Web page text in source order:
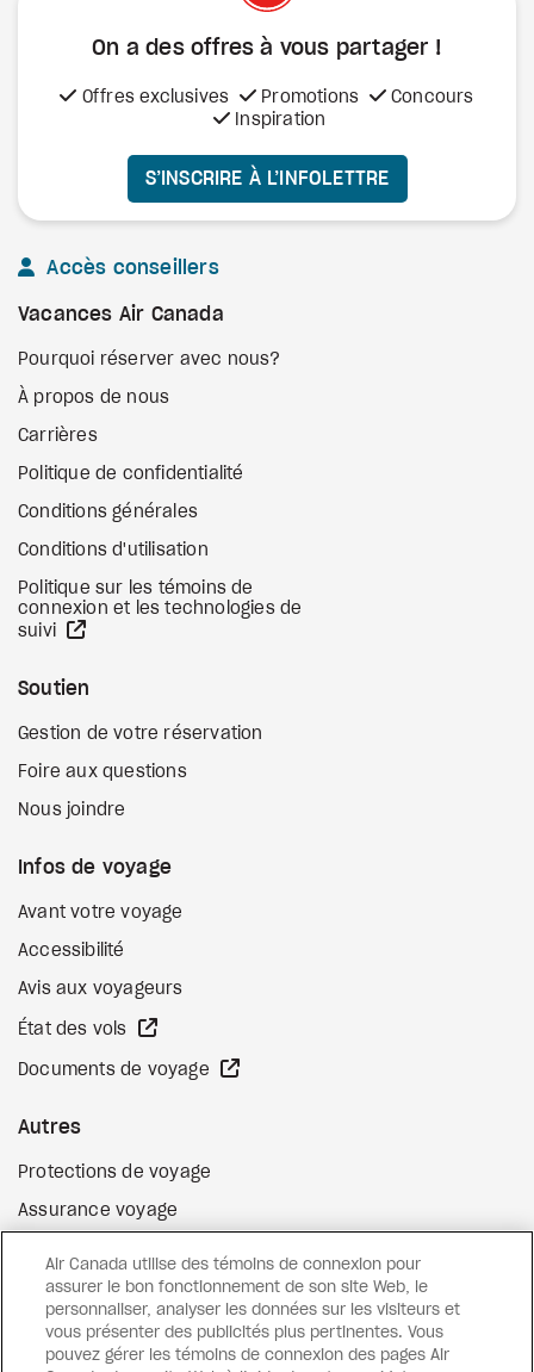
On a des offres à vous partager !
Offres exclusives Promotions
Concours
Inspiration
S’INSCRIRE À L’INFOLETTRE
Accès conseillers
Vacances Air Canada
Pourquoi réserver avec nous?
À propos de nous
Carrières
Politique de confidentialité
Conditions générales
Conditions d'utilisation
Politique sur les témoins de
connexion et les technologies de
suivi
Soutien
Gestion de votre réservation
Foire aux questions
Nous joindre
Infos de voyage
Avant votre voyage
Accessibilité
Avis aux voyageurs
État des vols
Documents de voyage
Autres
Protections de voyage
Assurance voyage
Surclassement de vol
Cartes-cadeaux Site Web externe
Air Canada utilise des témoins de connexion pour
assurer le bon fonctionnement de son site Web, le
personnaliser, analyser les données sur les visiteurs et
vous présenter des publicités plus pertinentes. Vous
pouvez gérer les témoins de connexion des pages Air